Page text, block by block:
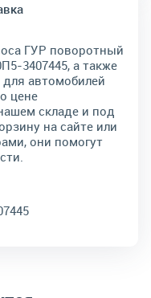
ГУР поворотный
3407445, а также
для автомобилей
цене
складе и под
на сайте или
они помогут